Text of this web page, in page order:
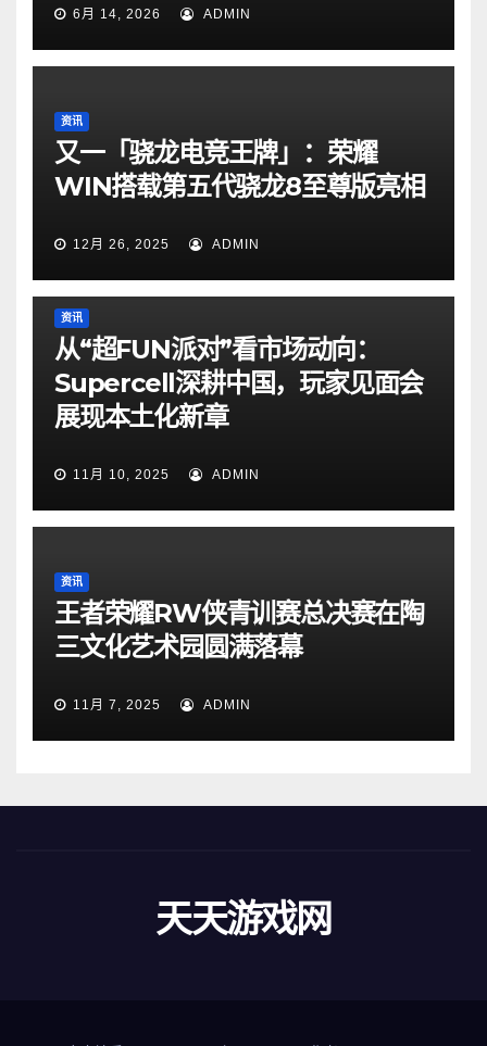
6月 14, 2026 ADMIN
资讯
又一「骁龙电竞王牌」：荣耀
WIN搭载第五代骁龙8至尊版亮相
12月 26, 2025 ADMIN
资讯
从“超FUN派对”看市场动向：
Supercell深耕中国，玩家见面会
展现本土化新章
11月 10, 2025 ADMIN
资讯
王者荣耀RW侠青训赛总决赛在陶
三文化艺术园圆满落幕
11月 7, 2025 ADMIN
天天游戏网